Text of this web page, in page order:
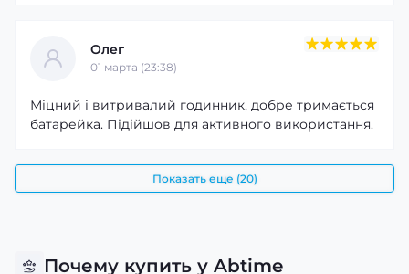
Олег
01 марта (23:38)
Міцний і витривалий годинник, добре тримається
батарейка. Підійшов для активного використання.
Показать еще (20)
Почему купить у Abtime